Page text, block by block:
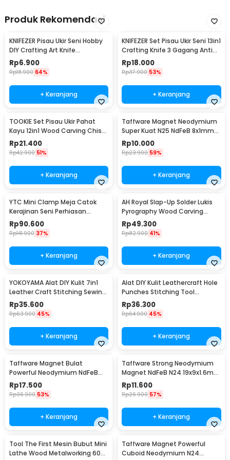
Produk Rekomendasi
KNIFEZER Pisau Ukir Seni Hobby
DIY Crafting Art Knife
Aluminium Handle - WL-9309
Rp6.900
Rp18.900 64%
+ Keranjang
KNIFEZER Set Pisau Ukir Seni 13in1
Crafting Knife 3 Gagang Anti
Slip - A-003
Rp18.000
Rp37.900 53%
+ Keranjang
TOOKIE Set Pisau Ukir Pahat
Kayu 12in1 Wood Carving Chisel
Knife - KSJ-12
Rp21.400
Rp42.900 51%
+ Keranjang
Taffware Magnet Neodymium
Super Kuat N25 NdFeB 8x1mm
50 PCS - M35
Rp10.000
Rp23.900 59%
+ Keranjang
YTC Mini Clamp Meja Catok
Kerajinan Seni Perhiasan
Aluminium - AT-6075
Rp90.600
Rp141.900 37%
+ Keranjang
AH Royal Slap-Up Solder Lukis
Pyrography Wood Carving
Soldering Iron - PAC904
Rp49.300
Rp82.900 41%
+ Keranjang
YOKOYAMA Alat DIY Kulit 7in1
Leather Craft Stitching Sewing
Tool Set - DK30015
Rp35.600
Rp63.900 45%
+ Keranjang
Alat DIY Kulit Leathercraft Hole
Punches Stitching Tool
1+2+4+6 Prong
Rp36.300
Rp64.900 45%
+ Keranjang
Taffware Magnet Bulat
Powerful Neodymium NdFeB
N25 5x1.5mm 100 PCS
Rp17.500
Rp36.900 53%
+ Keranjang
Taffware Strong Neodymium
Magnet NdFeB N24 19x9x1.6mm
10 PCS - MAG1
Rp11.600
Rp26.900 57%
+ Keranjang
Tool The First Mesin Bubut Mini
Lathe Wood Metalworking 60W
Taffware Magnet Powerful
Cuboid Neodymium N24